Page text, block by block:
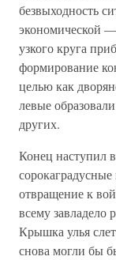
безвыходность
экономической
узкого круга
формирование
целью как
левые
других.
Конец наступил
отвращение к
всему завладело
Крышка улья
снова могли бы